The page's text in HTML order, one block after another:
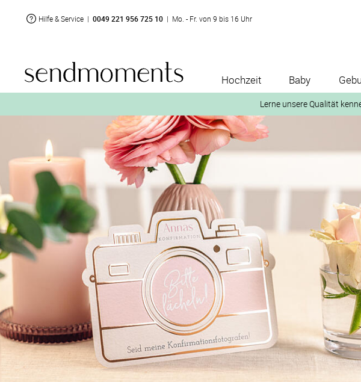
Hilfe & Service | 0049 221 956 725 10 | Mo. - Fr. von 9 bis 16 Uhr
Hochzeit Baby
Lerne unsere Qualität
1. Wähle bis zu 3
2. Aktiviere „kostenlose Musterkarte“
auf der